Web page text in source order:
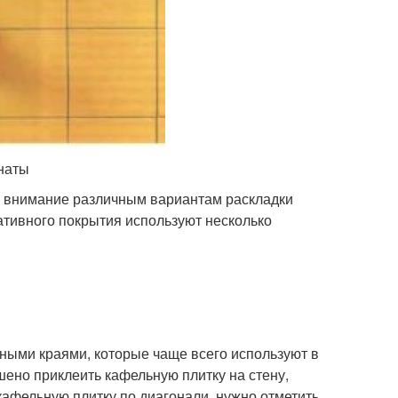
внимание различным вариантам раскладки
покрытия используют несколько
краями, которые чаще всего используют в
приклеить кафельную плитку на стену,